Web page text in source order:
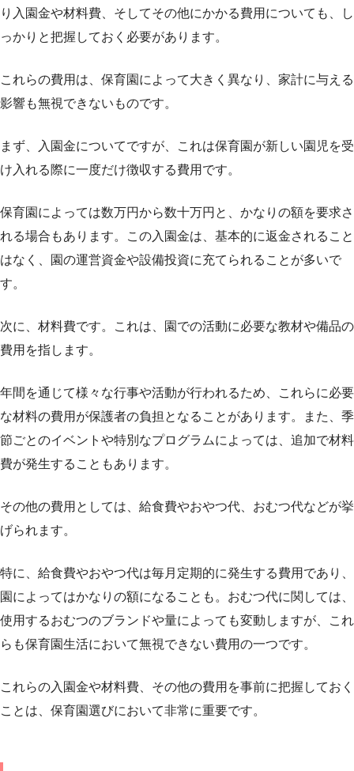
り入園金や材料費、そしてその他にかかる費用についても、し
っかりと把握しておく必要があります。
これらの費用は、保育園によって大きく異なり、家計に与える
影響も無視できないものです。
まず、入園金についてですが、これは保育園が新しい園児を受
け入れる際に一度だけ徴収する費用です。
保育園によっては数万円から数十万円と、かなりの額を要求さ
れる場合もあります。この入園金は、基本的に返金されること
はなく、園の運営資金や設備投資に充てられることが多いで
す。
次に、材料費です。これは、園での活動に必要な教材や備品の
費用を指します。
年間を通じて様々な行事や活動が行われるため、これらに必要
な材料の費用が保護者の負担となることがあります。また、季
節ごとのイベントや特別なプログラムによっては、追加で材料
費が発生することもあります。
その他の費用としては、給食費やおやつ代、おむつ代などが挙
げられます。
特に、給食費やおやつ代は毎月定期的に発生する費用であり、
園によってはかなりの額になることも。おむつ代に関しては、
使用するおむつのブランドや量によっても変動しますが、これ
らも保育園生活において無視できない費用の一つです。
これらの入園金や材料費、その他の費用を事前に把握しておく
ことは、保育園選びにおいて非常に重要です。